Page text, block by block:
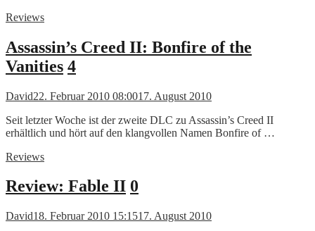
Reviews
Assassin’s Creed II: Bonfire of the
Vanities 4
David22. Februar 2010 08:0017. August 2010
Seit letzter Woche ist der zweite DLC zu Assassin’s Creed II
erhältlich und hört auf den klangvollen Namen Bonfire of …
Reviews
Review: Fable II 0
David18. Februar 2010 15:1517. August 2010